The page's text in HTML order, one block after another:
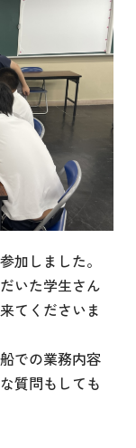
加しました。
いた学生さん
てくださいま
での業務内容
質問もしても